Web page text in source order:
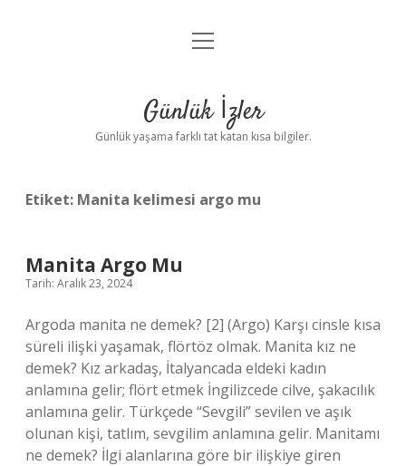
Anasayfa
Yasal Uyarı
menüyü
Günlük İzler
Günlük yaşama farklı tat katan kısa bilgiler.
Etiket: Manita kelimesi argo mu
Manita Argo Mu
Tarih: Aralık 23, 2024
Argoda manita ne demek? [2] (Argo) Karşı cinsle kısa
süreli ilişki yaşamak, flörtöz olmak. Manita kız ne
demek? Kız arkadaş, İtalyancada eldeki kadın
anlamına gelir; flört etmek İngilizcede cilve, şakacılık
anlamına gelir. Türkçede “Sevgili” sevilen ve aşık
olunan kişi, tatlım, sevgilim anlamına gelir. Manitamı
ne demek? İlgi alanlarına göre bir ilişkiye giren